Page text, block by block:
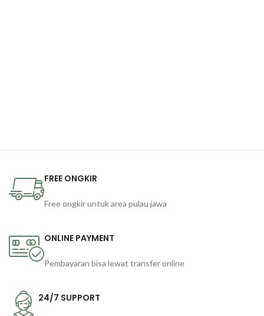
FREE ONGKIR
Free ongkir untuk area pulau jawa
ONLINE PAYMENT
Pembayaran bisa lewat transfer online
24/7 SUPPORT